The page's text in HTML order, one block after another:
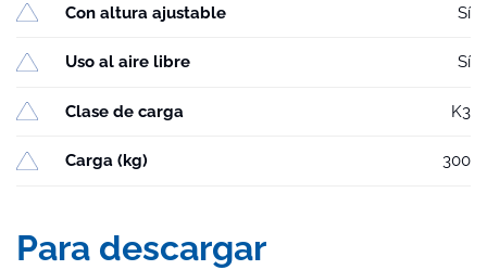
Con altura ajustable Sí
Uso al aire libre Sí
Clase de carga K3
Carga (kg) 300
Para descargar